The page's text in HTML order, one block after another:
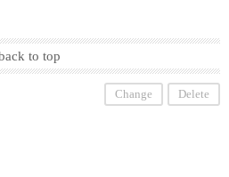
to top
Change Delete